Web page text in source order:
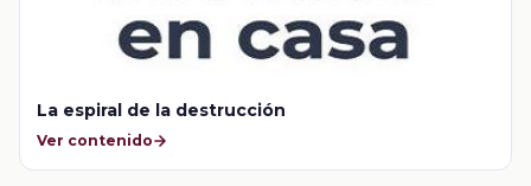
La espiral de la destrucción
Ver contenido